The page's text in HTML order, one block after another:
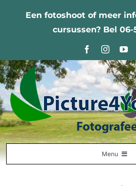
Een fotoshoot of meer
cursussen? Bel
Menu